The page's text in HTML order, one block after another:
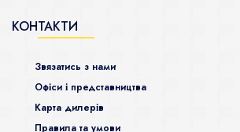
КОНТАКТИ
Звязатись з нами
Офіси і представництва
Карта дилерів
Правила та умови